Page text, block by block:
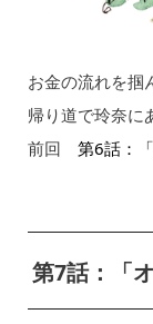
お金の流れを掴
帰り道で玲奈に
前回 第6話：
第7話：「